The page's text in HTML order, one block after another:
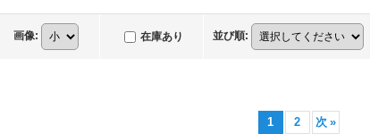
画像: 在庫あり 並び順:
1 2 次 »